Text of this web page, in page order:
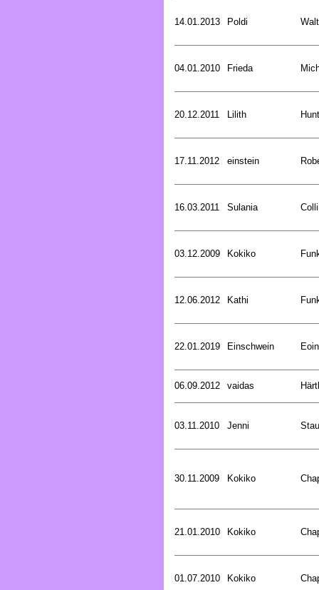
14.01.2013 Poldi
04.01.2010 Frieda
20.12.2011 Lilith
17.11.2012 einstein
16.03.2011 Sulania
03.12.2009 Kokiko
12.06.2012 Kathi
22.01.2019 Einschwein
06.09.2012 vaidas
03.11.2010 Jenni
30.11.2009 Kokiko
21.01.2010 Kokiko
01.07.2010 Kokiko